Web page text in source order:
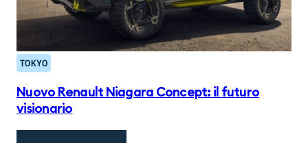
TOKYO
Nuovo Renault Niagara Concept: il futuro
visionario